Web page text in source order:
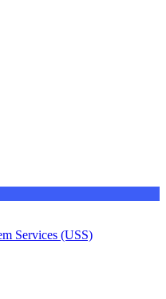
Services (USS)